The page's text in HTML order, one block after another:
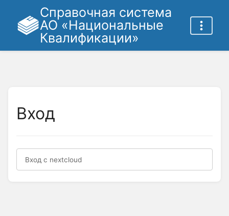
Справочная система
АО «Национальные
Квалификации»
Вход
Вход с nextcloud